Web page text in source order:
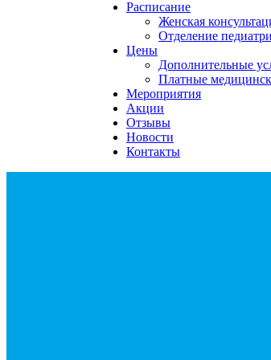
Расписание
Женская
Отделение
Цены
Дополнительные
Платные
Мероприятия
Акции
Отзывы
Новости
Контакты